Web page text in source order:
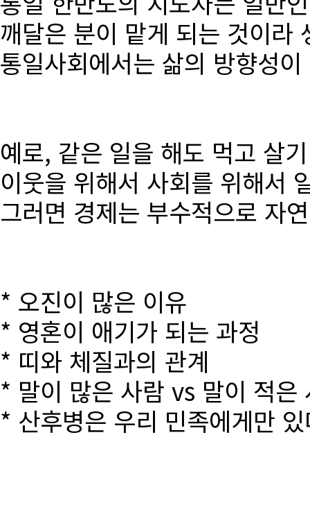
깨달은 분이 맡게 되는 것이라
통일사회에서는 삶의 방향성
예로, 같은 일을 해도 먹고 살
이웃을 위해서 사회를 위해서
그러면 경제는 부수적으로 자
* 오진이 많은 이유
* 영혼이 애기가 되는 과정
* 띠와 체질과의 관계
* 말이 많은 사람 vs 말이 적은
* 산후병은 우리 민족에게만